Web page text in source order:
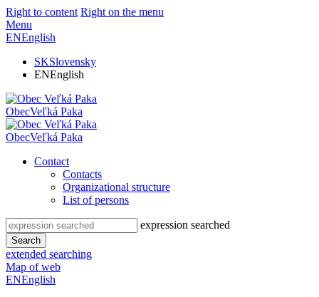
Right to content Right on the menu
Menu
ENEnglish
SKSlovensky
ENEnglish
ObecVeľká Paka
ObecVeľká Paka
Contact
Contacts
Organizational structure
List of persons
expression searched
Search
extended searching
Map of web
ENEnglish